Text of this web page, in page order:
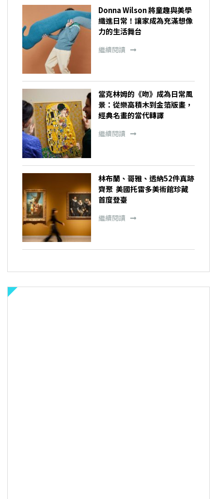
Donna Wilson 將童趣與美學
織進日常！讓家成為充滿想像
力的生活舞台
繼續閱讀
當克林姆的《吻》成為日常風
景：從樂高積木到金箔版畫，
經典名畫的當代轉譯
繼續閱讀
林布蘭、哥雅、透納52件真跡
齊聚 美國托雷多美術館珍藏
首度登臺
繼續閱讀